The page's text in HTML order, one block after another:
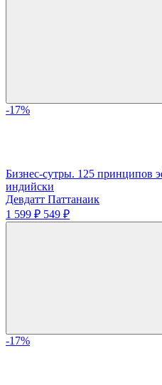
-17%
Бизнес-сутры. 125 принципов
индийски
Девдатт Паттанаик
1 599 ₽ 549 ₽
-17%